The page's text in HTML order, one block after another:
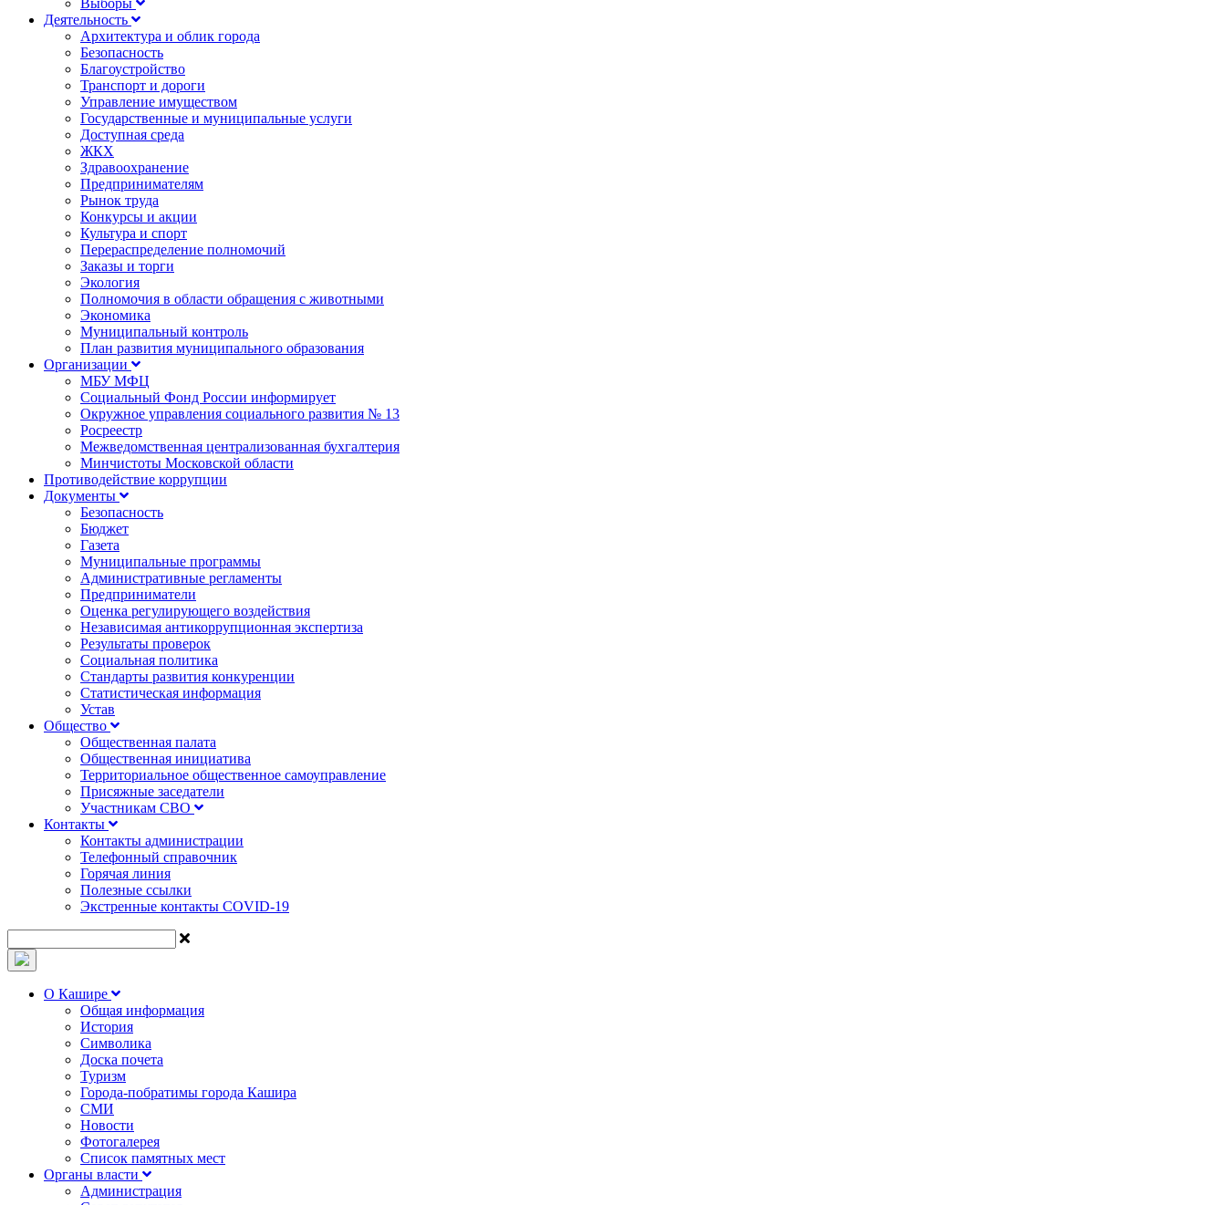
Выборы
Деятельность
Архитектура и облик города
Безопасность
Благоустройство
Транспорт и дороги
Управление имуществом
Государственные и муниципальные услуги
Доступная среда
ЖКХ
Здравоохранение
Предпринимателям
Рынок труда
Конкурсы и акции
Культура и спорт
Перераспределение полномочий
Заказы и торги
Экология
Полномочия в области обращения с животными
Экономика
Муниципальный контроль
План развития муниципального образования
Организации
МБУ МФЦ
Социальный Фонд России информирует
Окружное управления социального развития № 13
Росреестр
Межведомственная централизованная бухгалтерия
Минчистоты Московской области
Противодействие коррупции
Документы
Безопасность
Бюджет
Газета
Муниципальные программы
Административные регламенты
Предприниматели
Оценка регулирующего воздействия
Независимая антикоррупционная экспертиза
Результаты проверок
Социальная политика
Стандарты развития конкуренции
Статистическая информация
Устав
Общество
Общественная палата
Общественная инициатива
Территориальное общественное самоуправление
Присяжные заседатели
Участникам СВО
Контакты
Контакты администрации
Телефонный справочник
Горячая линия
Полезные ссылки
Экстренные контакты COVID-19
О Кашире
Общая информация
История
Символика
Доска почета
Туризм
Города-побратимы города Кашира
СМИ
Новости
Фотогалерея
Список памятных мест
Органы власти
Администрация